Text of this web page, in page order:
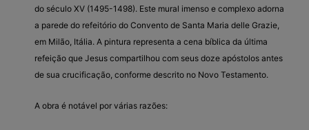
do século XV (1495-1498). Este mural imenso e complexo adorna
a parede do refeitório do Convento de Santa Maria delle Grazie,
em Milão, Itália. A pintura representa a cena bíblica da última
refeição que Jesus compartilhou com seus doze apóstolos antes
de sua crucificação, conforme descrito no Novo Testamento.
A obra é notável por várias razões: